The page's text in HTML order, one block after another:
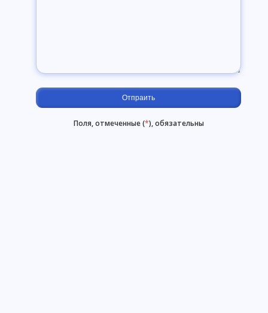
Поля, отмеченные (*), обязательны